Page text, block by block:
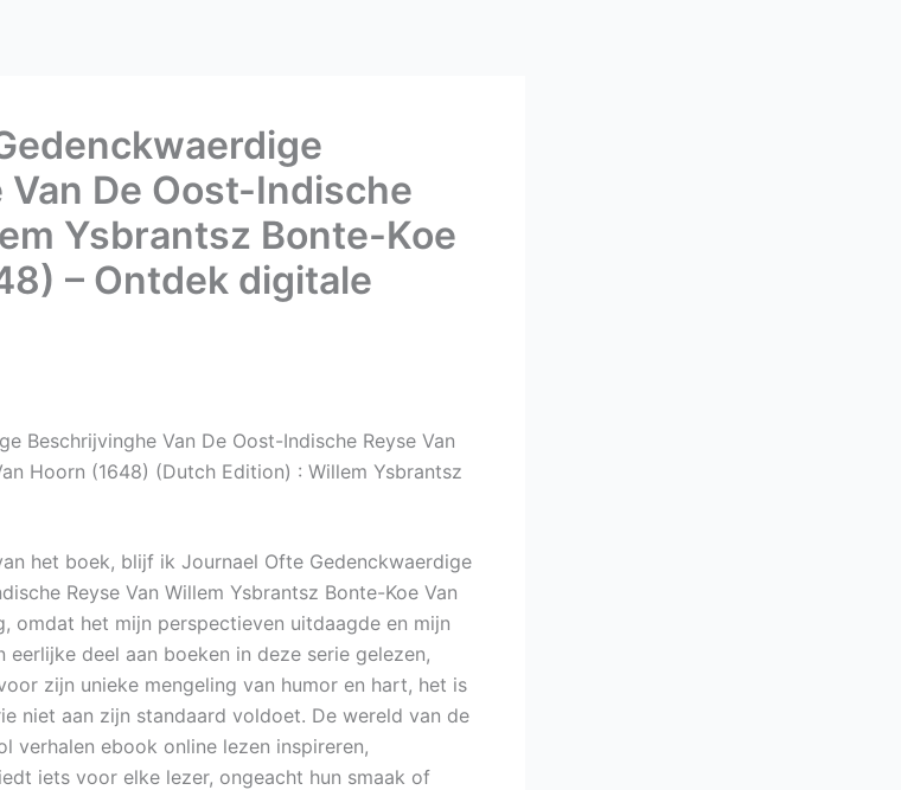
De Oost-Indische
Ysbrantsz Bonte-Koe
– Ontdek digitale
Beschrijvinghe Van De Oost-Indische Reyse Van
Hoorn (1648) (Dutch Edition) : Willem Ysbrantsz
het boek, blijf ik Journael Ofte Gedenckwaerdige
Reyse Van Willem Ysbrantsz Bonte-Koe Van
omdat het mijn perspectieven uitdaagde en mijn
deel aan boeken in deze serie gelezen,
zijn unieke mengeling van humor en hart, het is
niet aan zijn standaard voldoet. De wereld van de
verhalen ebook online lezen inspireren,
iets voor elke lezer, ongeacht hun smaak of